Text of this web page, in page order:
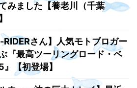
みました【養老川（千葉
RIDERさん】人気モトブロガー
『最高ツーリングロード・ベ
』【初登場】